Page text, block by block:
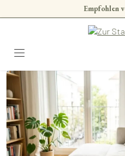
Zum Hauptinhalt springen
Empfohlen